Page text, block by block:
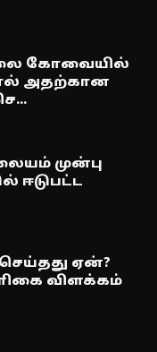
கோவையில்
அதற்கான
முன்பு
ஈடுபட்ட
ஏன்?
விளக்கம்